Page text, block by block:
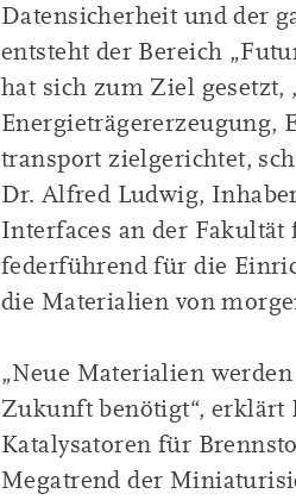
Datensicherheit und der
entsteht der Bereich
hat sich zum Ziel
Energieträgererzeugung,
transport zielgerichtet,
Dr. Alfred Ludwig,
Interfaces an der
federführend für die
die Materialien von
„Neue Materialien
Zukunft benötigt“, erklärt
Katalysatoren für
Megatrend der